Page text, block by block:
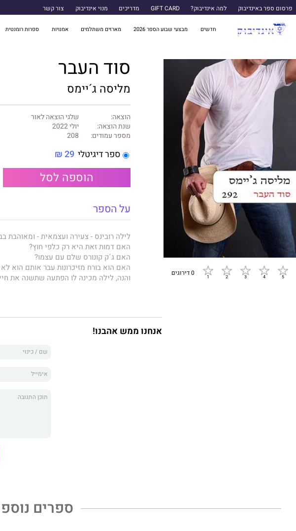
פרסום ספר באינדיבוק למה אינדיבוק? GIFT CARD מדריכים מנוי אינדיבוק צור קשר
חדשים מבצעי שבוע הספר 2026 מארזים משתלמים אמנויות ספרות רומנטית
0 דירוגים
סוד העבר
מליסה ג´יימס
הוצאה:
שלגי הוצאה לאור
שנת הוצאה:
יולי 2022
מספר עמודים:
208
ספר דיגיטלי 29 ₪
הוספה לסל
על הספר
לילה רובינס - צעירה ועצמאית - ומאוהבת
האם דמות זאת היא רק כלפי חוץ?
האם ג´ק קונורס שלם עם עצמו?
האם הוא בורח מזיכרונות עבר אותם הוא
והנה, לילה מכינה לו הפתעה שתשנה את
אנחנו ממש אהבנו!
ספרים